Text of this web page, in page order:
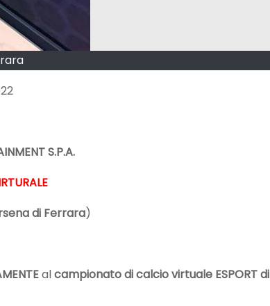
S.P.A.
di Ferrara)
alcampionato di calcio virtuale ESPORT di